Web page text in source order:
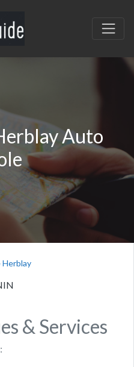
Auto
Herblay
& Services